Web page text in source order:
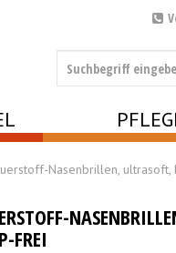
Nasenbrillen, ultrasoft,
FREI